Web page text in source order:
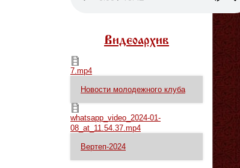
Видеоархив
7.mp4
7.mp4
Новости молодежного клуба
whatsapp_video_2024-01-08_at_11.54.37.mp4
whatsapp_video_2024-01-
08_at_11.54.37.mp4
Вертеп-2024